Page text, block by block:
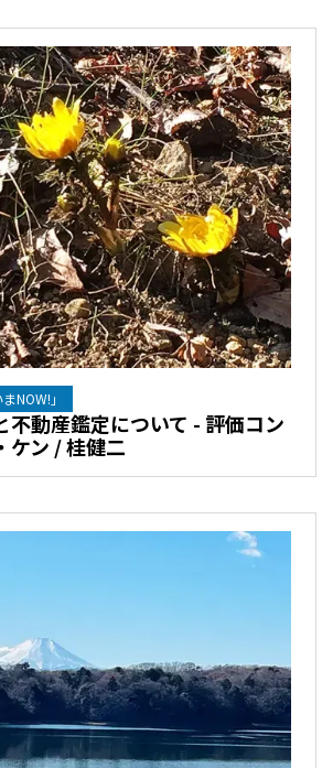
NOW!」
不動産鑑定について - 評価コン
ケン / 桂健二